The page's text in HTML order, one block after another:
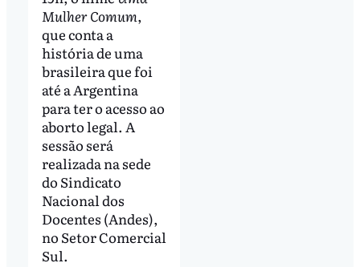
Mulher Comum,
que conta a
história de uma
brasileira que foi
até a Argentina
para ter o acesso ao
aborto legal. A
sessão será
realizada na sede
do Sindicato
Nacional dos
Docentes (Andes),
no Setor Comercial
Sul.